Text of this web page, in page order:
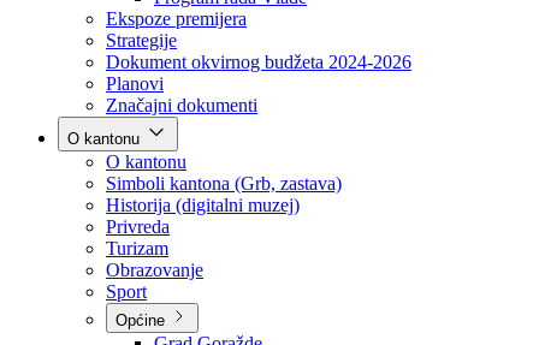
Vlada
Poslovnik
Program rada Vlade
Ekspoze premijera
Strategije
Dokument okvirnog budžeta 2024-2026
Planovi
Značajni dokumenti
O kantonu
O kantonu
Simboli kantona (Grb, zastava)
Historija (digitalni muzej)
Privreda
Turizam
Obrazovanje